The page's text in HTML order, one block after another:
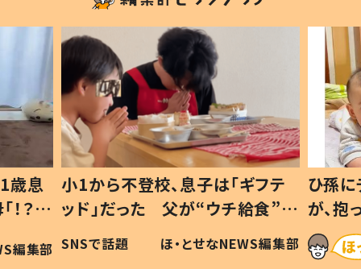
フテ
食”を
編集部
ひ孫にデレデレな80歳じいじ
が、抱っこすると…ひ孫の反応に
「涙が出ました」「可愛くて仕方な
い」
ほ・とせなNEWS編集部